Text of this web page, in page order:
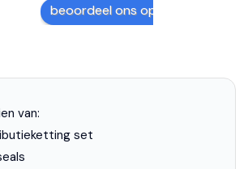
van:
set
beoordeel ons op